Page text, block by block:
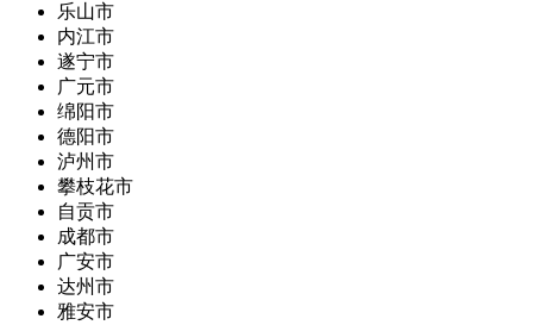
乐山市
内江市
遂宁市
广元市
绵阳市
德阳市
泸州市
攀枝花市
自贡市
成都市
广安市
达州市
雅安市